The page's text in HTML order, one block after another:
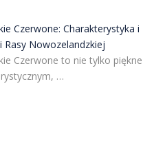
Czerwone: Charakterystyka i
Rasy Nowozelandzkiej
Czerwone to nie tylko piękne
…